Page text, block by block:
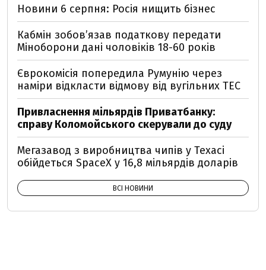
Новини 6 серпня: Росія нищить бізнес
Кабмін зобовʼязав податкову передати
Міноборони дані чоловіків 18-60 років
Єврокомісія попередила Румунію через
наміри відкласти відмову від вугільних ТЕС
Привласнення мільярдів Приватбанку:
справу Коломойського скерували до суду
Мегазавод з виробництва чипів у Техасі
обійдеться SpaceX у 16,8 мільярдів доларів
ВСІ НОВИНИ